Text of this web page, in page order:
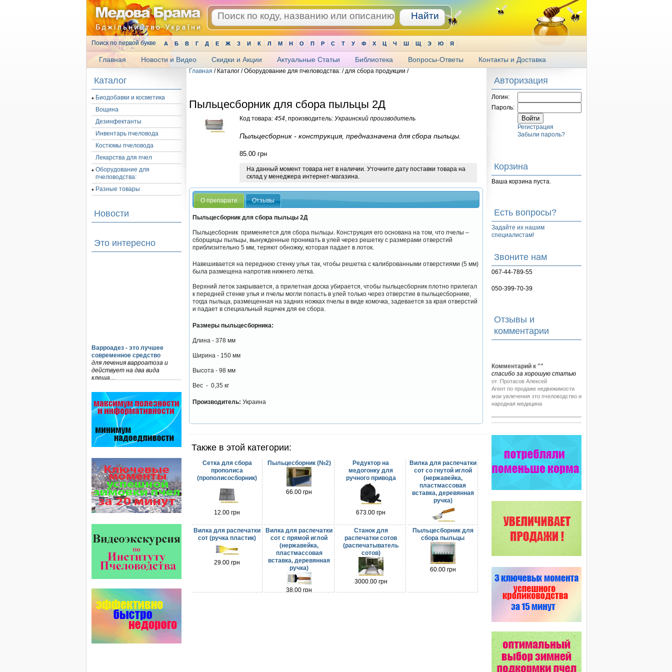
Поиск по первой букве А Б В Г Д Е Ж З И К Л М Н О П Р С Т У Ф Х Ц Ч Ш Щ Э Ю Я
Главная Новости и Видео Скидки и Акции Актуальные Статьи Библиотека Вопросы-Ответы Контакты и Доставка
Каталог
Биодобавки и косметика
Вощина
Дезинфектанты
Инвентарь пчеловода
Костюмы пчеловода
Лекарства для пчел
Оборудование для
пчеловодства:
Разные товары
Новости
Это интересно
Варроадез - это лучшее
современное средство
для лечения варроатоза и
действует на два вида
клеща…
Язык танцев и звуков
Пчелы общаются с помощью
языка танцев и звуков. Это…
Препараты для лечения пчел
ЗАО АГРОБИОПРОМ
- это и высокая
эффективность, и безупречно
Проблема варроатоза пчел
решена! -
поочередное применение
препаратов ЗАО
АГРОБИОПРОМ:Апидез,
Варроадез,Амипол-Т,…
На рынке, где есть Варроадез
конкурентным препаратам
- они просто не выдерживают
конкуренцию ни по цене,…
Препараты для лечения пчел
ЗАО АГРОБИОПРОМ
показатели сохранности
пчел и рентабельность
пасеки.
Пчёлы умеют считать до
четырёх.
Проведя серию
Главная / Каталог / Оборудование для пчеловодства: / для сбора продукции /
Пыльцесборник для сбора пыльцы 2Д
Код товара: 454 , производитель: Украинский производитель
Пыльцесборник - конструкция, предназначена для сбора пыльцы.
85.00 грн
На данный момент товара нет в наличии. Уточните дату поставки товара на
склад у менеджера интернет-магазина.
О препарате Отзывы
Пыльцесборник для сбора пыльцы 2Д
Пыльцесборник применяется для сбора пыльцы. Конструкция его основана на том, что пчелы –
сборщицы пыльцы, вынужденные проникать в улей через решетку с размерами отверстий
приблизительно 5 мм, теряют обножку, которая падает в лоток.
Навешивается на переднюю стенку улья так, чтобы решетка с калиброванными отверстиями (5 мм)
была размещена напротив нижнего летка.
Верхний леток закрывается, а прилетная доска убирается, чтобы пыльцесборник плотно прилегал
к передней стенке улья и пчелы могли попасть в улей только через отверстие в пыльцесборнике,
тогда пыльца, размещенная на задних ножках пчелы в виде комочка, задевается за края отверстий
и падает в специальный ящичек для ее сбора.
Размеры пыльцесборника:
Длина - 378 мм
Ширина - 150 мм
Высота - 98 мм
Вес - 0,35 кг
Производитель: Украина
Также в этой категории:
Сетка для сбора
прополиса
(прополисосборник)
12.00 грн
Пыльцесборник (№2)
66.00 грн
Редуктор на
медогонку для
ручного привода
673.00 грн
Вилка для распечатки
сот со гнутой иглой
(нержавейка,
пластмассовая
вставка, деревянная
ручка)
36.00 грн
Вилка для распечатки
сот (ручка пластик)
29.00 грн
Вилка для распечатки
сот с прямой иглой
(нержавейка,
пластмассовая
вставка, деревянная
ручка)
38.00 грн
Станок для
распечатки сотов
(распечатыватель
сотов)
3000.00 грн
Пыльцесборник для
сбора пыльцы
60.00 грн
Авторизация
Логин:
Пароль:
Регистрация
Забыли пароль?
Корзина
Ваша корзина пуста.
Есть вопросы?
Задайте их нашим
специалистам!
Звоните нам
067-44-789-55
050-399-70-39
Отзывы и
комментарии
Комментарий к ""
спасибо за хорошую статью
от :Протасов Алексей
Агент по продаже недвижимости
мои увлечения это пчеловодство и
народная медицина